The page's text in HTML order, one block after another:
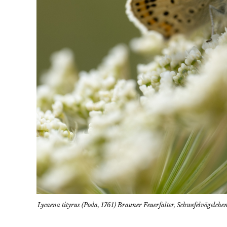
Lycaena tityrus (Poda, 1761) Brauner Feuerfalter,